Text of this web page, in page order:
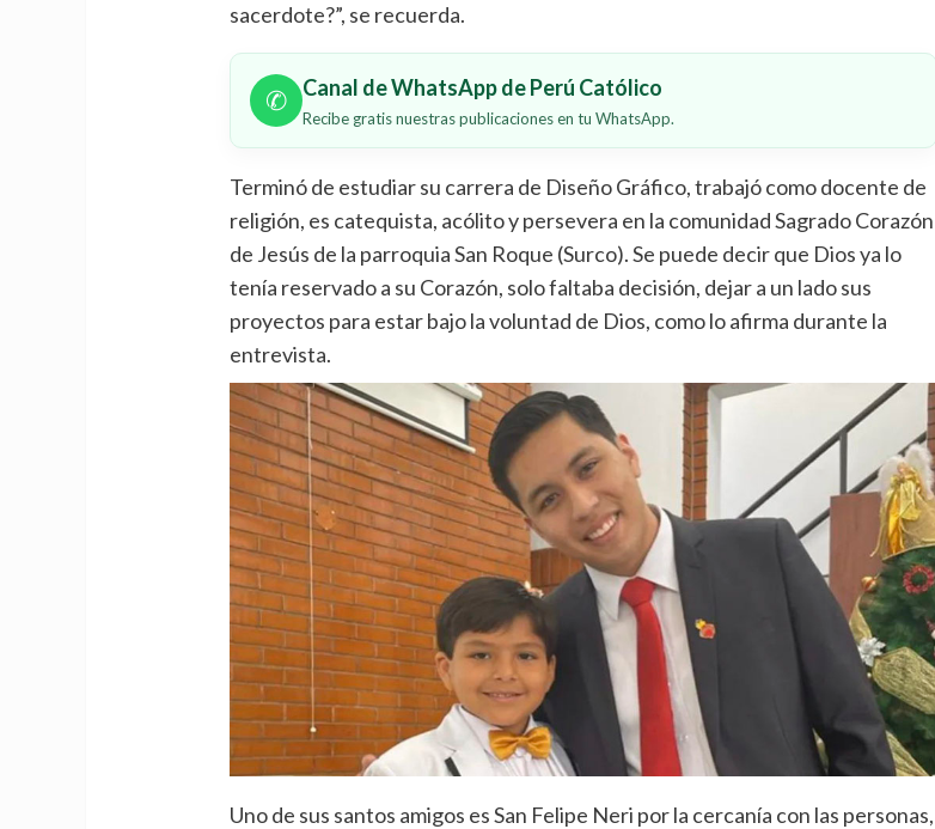
sacerdote?”, se recuerda.
✆ Canal de WhatsApp de Perú Católico
Recibe gratis nuestras publicaciones en tu WhatsApp.
Terminó de estudiar su carrera de Diseño Gráfico, trabajó como docente de
religión, es catequista, acólito y persevera en la comunidad Sagrado Corazón
de Jesús de la parroquia San Roque (Surco). Se puede decir que Dios ya lo
tenía reservado a su Corazón, solo faltaba decisión, dejar a un lado sus
proyectos para estar bajo la voluntad de Dios, como lo afirma durante la
entrevista.
Uno de sus santos amigos es San Felipe Neri por la cercanía con las personas,